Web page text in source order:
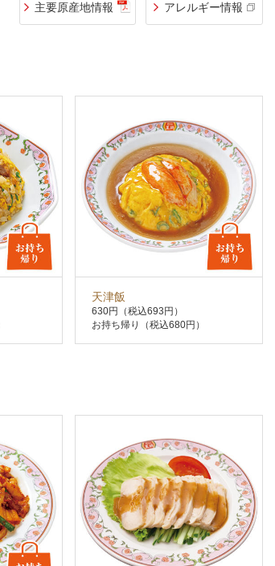
主要原産地情報 アレルギー情報
天津飯
630円
（税込693円）
お持ち帰り（税込680円）